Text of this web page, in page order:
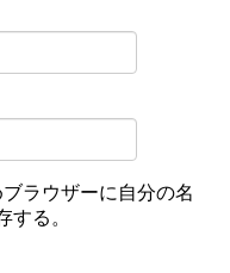
ラウザーに自分の名
する。